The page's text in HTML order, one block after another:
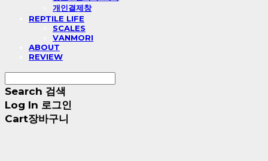
개인결제창
REPTILE LIFE
SCALES
VANMORI
ABOUT
REVIEW
Search 검색
Log In 로그인
Cart장바구니